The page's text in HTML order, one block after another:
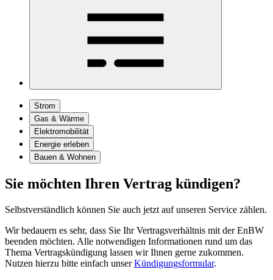
Strom
Gas & Wärme
Elektromobilität
Energie erleben
Bauen & Wohnen
Sie möchten Ihren Vertrag kündigen?
Selbstverständlich können Sie auch jetzt auf unseren Service zählen.
Wir bedauern es sehr, dass Sie Ihr Vertragsverhältnis mit der EnBW
beenden möchten. Alle notwendigen Informationen rund um das
Thema Vertragskündigung lassen wir Ihnen gerne zukommen.
Nutzen hierzu bitte einfach unserKündigungsformular.